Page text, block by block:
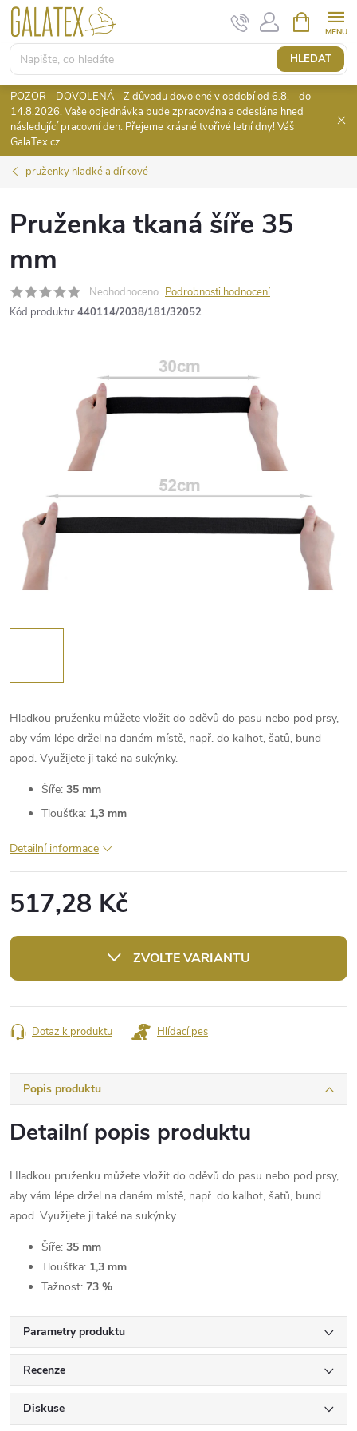
Přejít
obsah
HLEDAT
NÁKUPNÍ
KOŠÍK
POZOR - DOVOLENÁ - Z důvodu dovolené v období od 6.8. - do
14.8.2026. Vaše objednávka bude zpracována a odeslána hned
následující pracovní den. Přejeme krásné tvořivé letní dny! Váš
GalaTex.cz
pruženky hladké a dírkové
Pruženka tkaná šíře 35
mm
Neohodnoceno Podrobnosti hodnocení
Kód produktu: 440114/2038/181/32052
Hladkou pruženku můžete vložit do oděvů do pasu nebo pod prsy,
aby vám lépe držel na daném místě, např. do kalhot, šatů, bund
apod. Využijete ji také na sukýnky.
Šíře: 35 mm
Tloušťka: 1,3 mm
Detailní informace
517,28 Kč
cena:
ZVOLTE VARIANTU
Dotaz k produktu Hlídací pes
Popis produktu
Detailní popis produktu
Hladkou pruženku můžete vložit do oděvů do pasu nebo pod prsy,
aby vám lépe držel na daném místě, např. do kalhot, šatů, bund
apod. Využijete ji také na sukýnky.
Šíře: 35 mm
Tloušťka: 1,3 mm
Tažnost: 73 %
Parametry produktu
Recenze
Diskuse